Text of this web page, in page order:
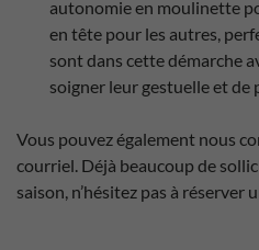
autonomie en moulinette
en tête pour les autres,
sont dans cette démarche
soigner leur gestuelle et de
Vous pouvez également nous
courriel. Déjà beaucoup de
saison, n’hésitez pas à réserver